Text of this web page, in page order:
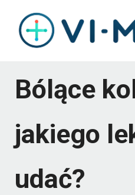
Przejdź
Bólące
jakiego
udać?